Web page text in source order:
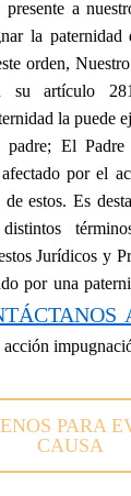
a
la
orden,
su artículo
la puede
padre; El
por el
estos. Es
Jurídicos y
por una
PARA
CAUSA